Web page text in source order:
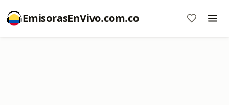
EmisorasEnVivo.com.co